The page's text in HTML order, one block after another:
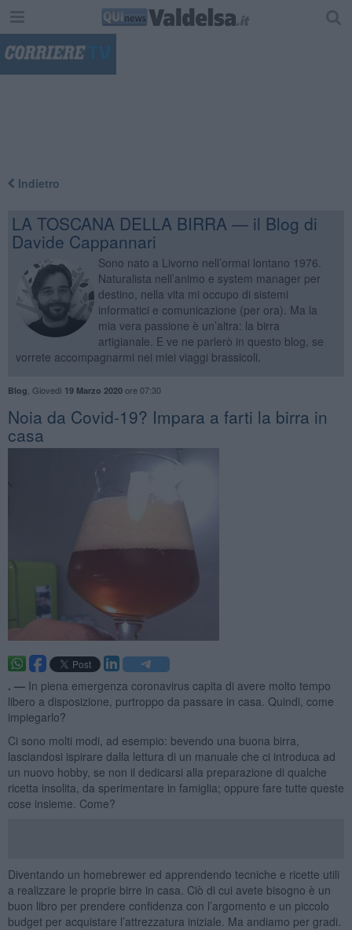
Indietro
LA TOSCANA DELLA BIRRA — il Blog di
Davide Cappannari
Sono nato a Livorno nell’ormai lontano 1976.
Naturalista nell’animo e system manager per
destino, nella vita mi occupo di sistemi
informatici e comunicazione (per ora). Ma la
mia vera passione è un’altra: la birra
artigianale. E ve ne parlerò in questo blog, se
vorrete accompagnarmi nei miei viaggi brassicoli.
Blog Giovedì 19 Marzo 2020ore 07:30
Noia da Covid-19? Impara a farti la birra in
casa
. — In piena emergenza coronavirus capita di avere molto tempo
libero a disposizione, purtroppo da passare in casa. Quindi, come
impiegarlo?
Ci sono molti modi, ad esempio: bevendo una buona birra,
lasciandosi ispirare dalla lettura di un manuale che ci introduca ad
un nuovo hobby, se non il dedicarsi alla preparazione di qualche
ricetta insolita, da sperimentare in famiglia; oppure fare tutte queste
cose insieme. Come?
Diventando un homebrewer ed apprendendo tecniche e ricette utili
a realizzare le proprie birre in casa. Ciò di cui avete bisogno è un
buon libro per prendere confidenza con l’argomento e un piccolo
budget per acquistare l’attrezzatura iniziale. Ma andiamo per gradi.